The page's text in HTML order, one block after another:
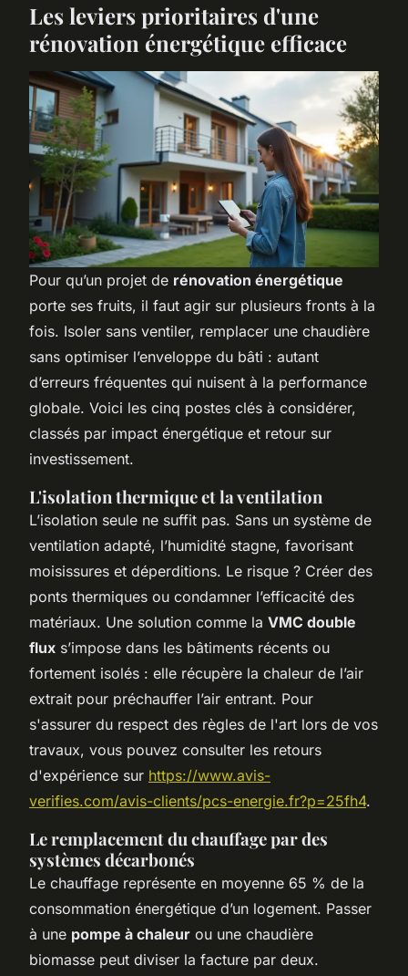
Les leviers prioritaires d'une
rénovation énergétique efficace
Pour qu’un projet de rénovation énergétique
porte ses fruits, il faut agir sur plusieurs fronts à la
fois. Isoler sans ventiler, remplacer une chaudière
sans optimiser l’enveloppe du bâti : autant
d’erreurs fréquentes qui nuisent à la performance
globale. Voici les cinq postes clés à considérer,
classés par impact énergétique et retour sur
investissement.
L'isolation thermique et la ventilation
L’isolation seule ne suffit pas. Sans un système de
ventilation adapté, l’humidité stagne, favorisant
moisissures et déperditions. Le risque ? Créer des
ponts thermiques ou condamner l’efficacité des
matériaux. Une solution comme la VMC double
flux s’impose dans les bâtiments récents ou
fortement isolés : elle récupère la chaleur de l’air
extrait pour préchauffer l’air entrant. Pour
s'assurer du respect des règles de l'art lors de vos
travaux, vous pouvez consulter les retours
d'expérience sur https://www.avis-
verifies.com/avis-clients/pcs-energie.fr?p=25fh4.
Le remplacement du chauffage par des
systèmes décarbonés
Le chauffage représente en moyenne 65 % de la
consommation énergétique d’un logement. Passer
à une pompe à chaleur ou une chaudière
biomasse peut diviser la facture par deux.